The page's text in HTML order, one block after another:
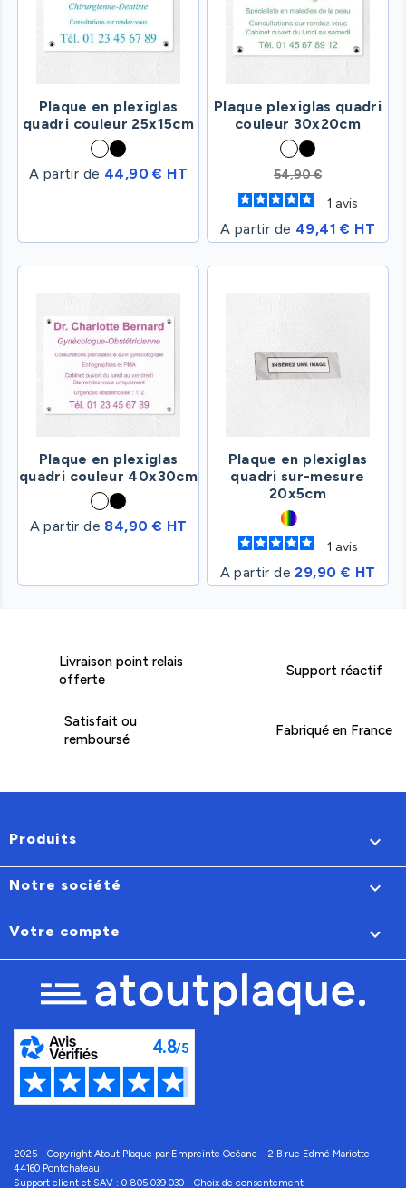
Plaque en plexiglas
quadri couleur 25x15cm
A partir de 44,90 € HT
Plaque plexiglas quadri
couleur 30x20cm
54,90 €
1 avis
A partir de 49,41 € HT
Plaque en plexiglas
quadri couleur 40x30cm
A partir de 84,90 € HT
Plaque en plexiglas
quadri sur-mesure
20x5cm
1 avis
A partir de29,90 € HT
Livraison point relais
offerte
Support réactif
Satisfait ou
remboursé
Fabriqué en France
Produits 
Notre société 
Votre compte 
2025 - Copyright Atout Plaque par Empreinte Océane - 2 B rue Edmé Mariotte -
44160 Pontchateau
Support client et SAV : 0 805 039 030 - Choix de consentement